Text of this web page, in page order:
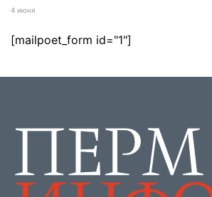
4 июня
[mailpoet_form id="1"]